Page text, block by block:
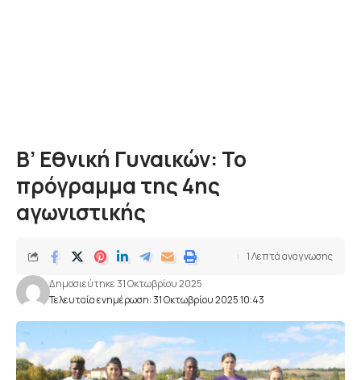
Β’ Εθνική Γυναικών: Το
πρόγραμμα της 4ης
αγωνιστικής
Τελευταία ενημέρωση: 31 Οκτωβρίου 2025 10:43
Δημοσιεύτηκε 31 Οκτωβρίου 2025
1 Λεπτά αναγνωσης